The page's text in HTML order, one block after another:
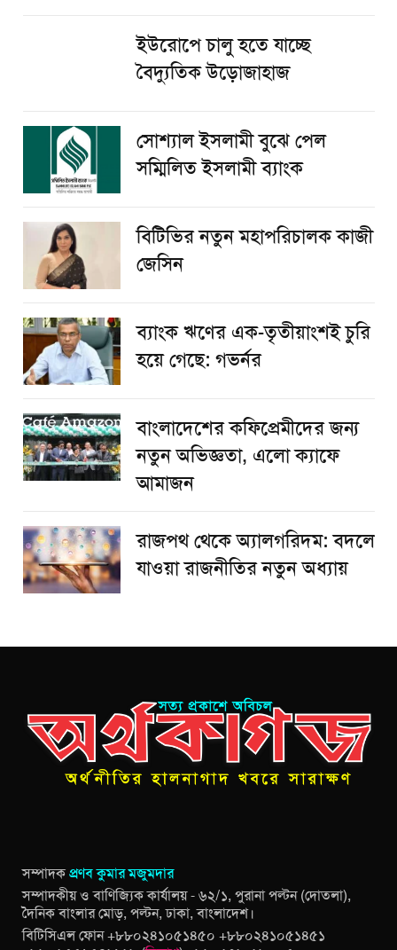
ইউরোপে চালু হতে যাচ্ছে
বৈদ্যুতিক উড়োজাহাজ
সোশ্যাল ইসলামী বুঝে পেল
সম্মিলিত ইসলামী ব্যাংক
বিটিভির নতুন মহাপরিচালক কাজী
জেসিন
ব্যাংক ঋণের এক-তৃতীয়াংশই চুরি
হয়ে গেছে: গভর্নর
বাংলাদেশের কফিপ্রেমীদের জন্য
নতুন অভিজ্ঞতা, এলো ক্যাফে
আমাজন
রাজপথ থেকে অ্যালগরিদম: বদলে
যাওয়া রাজনীতির নতুন অধ্যায়
সম্পাদকপ্রণব কুমার মজুমদার
সম্পাদকীয় ও বাণিজ্যিক কার্যালয় - ৬২/১, পুরানা পল্টন (দোতলা),
দৈনিক বাংলার মোড়, পল্টন, ঢাকা, বাংলাদেশ।
বিটিসিএল ফোন +৮৮০২৪১০৫১৪৫০ +৮৮০২৪১০৫১৪৫১